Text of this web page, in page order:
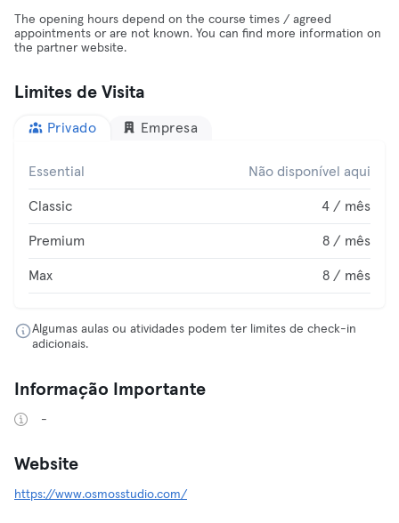
The opening hours depend on the course times / agreed
appointments or are not known. You can find more information on
the partner website.
Limites de Visita
Privado Empresa
Essential Não disponível aqui
Classic 4 / mês
Premium 8 / mês
Max 8 / mês
Algumas aulas ou atividades podem ter limites de check-in
adicionais.
Informação Importante
-
Website
https://www.osmosstudio.com/